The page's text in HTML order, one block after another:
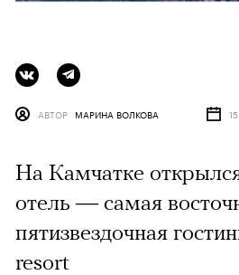
АВТОР МАРИНА ВОЛКОВА
На Камчатке
отель — самая
пятизвездочная
resort